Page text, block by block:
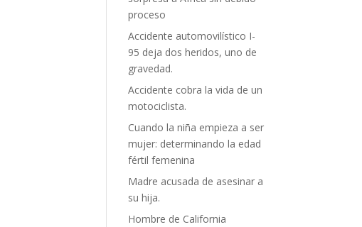
proceso
Accidente automovilístico I-
95 deja dos heridos, uno de
gravedad.
Accidente cobra la vida de un
motociclista.
Cuando la niña empieza a ser
mujer: determinando la edad
fértil femenina
Madre acusada de asesinar a
su hija.
Hombre de California